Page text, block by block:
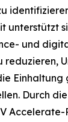
unterstützt
und
reduzieren,
Einhaltung
Durch